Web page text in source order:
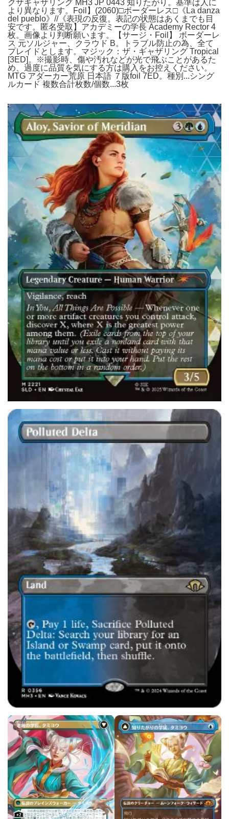
クザギャザリング MH3 JP 0443 知りたがり。基準は人に
より異なります。Foil】(2060)□ボーダーレス□《La danza
del pueblo》//《表現の反復。表記の状態はあくまでも目
安です。匿名受取】アカデミーの学長 Academy Rector 4
枚。画像より判断願います。【サージ・Foil】 ボーダーレ
ス 元ソルジャー、クラウド B。トラブル防止の為、全て
プレイドとします。マジック：ザ・ギャザリング Tropical
[3ED]。※撮影時、傷や汚れなどが光で飛ぶことがあるた
め、過度に品質を気にする方は購入をお控えください。
MTG アダーカー荒原 日本語 ７版foil 7ED。種別...シング
ルカード 複数合計枚数/個数...3枚